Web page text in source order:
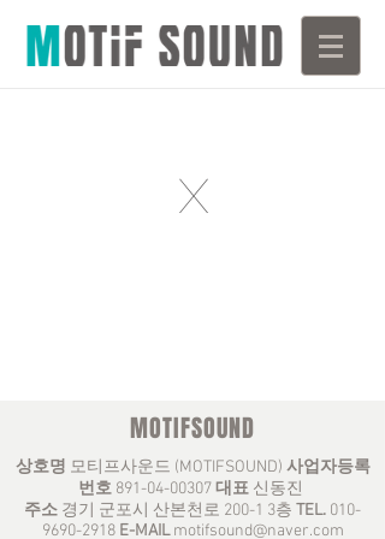
X
MOTIFSOUND
상호명 모티프사운드 (MOTIFSOUND) 사업자등록
번호 891-04-00307대표 신동진
주소 경기 군포시 산본천로 200-1 3층 TEL. 010-
9690-2918 E-MAIL motifsound@naver.com